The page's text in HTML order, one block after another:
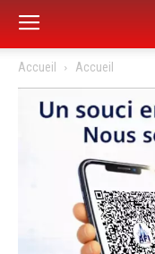
Accueil Accueil